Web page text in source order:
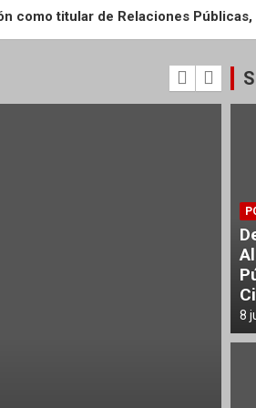
como titular de Relaciones
en Movimiento” en BARCO
8